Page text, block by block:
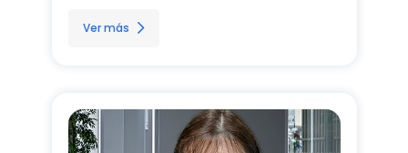
Ver más